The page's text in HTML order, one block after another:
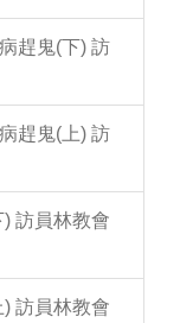
趕鬼(下) 訪
趕鬼(上) 訪
訪員林教會
訪員林教會